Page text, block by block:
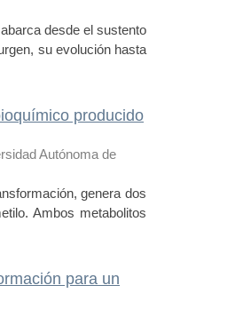
desde el sustento
su evolución hasta
producido
Autónoma de
genera dos
Ambos metabolitos
para un